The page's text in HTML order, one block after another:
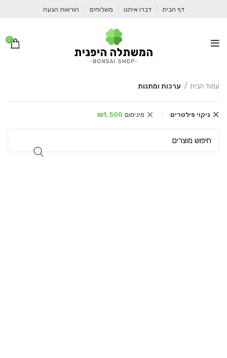
דף הבית דברו איתנו משלוחים הוראות הגעה
0
עמוד הבית ערכות ומתנות
ניקוי פילטרים מינימום ₪1,500